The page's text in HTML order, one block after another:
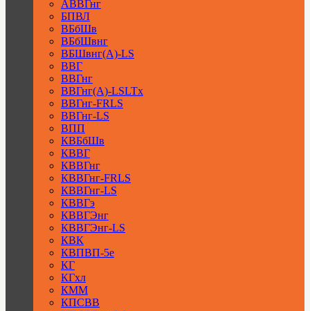
АВВГнг
БПВЛ
ВБбШв
ВБбШвнг
ВБШвнг(А)-LS
ВВГ
ВВГнг
ВВГнг(А)-LSLTx
ВВГнг-FRLS
ВВГнг-LS
ВПП
КВБбШв
КВВГ
КВВГнг
КВВГнг-FRLS
КВВГнг-LS
КВВГэ
КВВГЭнг
КВВГЭнг-LS
КВК
КВПВП-5е
КГ
КГхл
КММ
КПСВВ